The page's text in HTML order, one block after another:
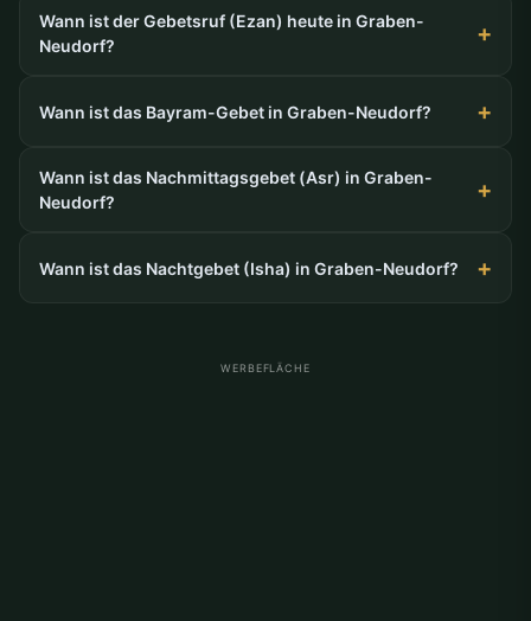
Wann ist der Gebetsruf (Ezan) heute in Graben-
Neudorf?
Wann ist das Bayram-Gebet in Graben-Neudorf?
Wann ist das Nachmittagsgebet (Asr) in Graben-
Neudorf?
Wann ist das Nachtgebet (Isha) in Graben-Neudorf?
WERBEFLÄCHE